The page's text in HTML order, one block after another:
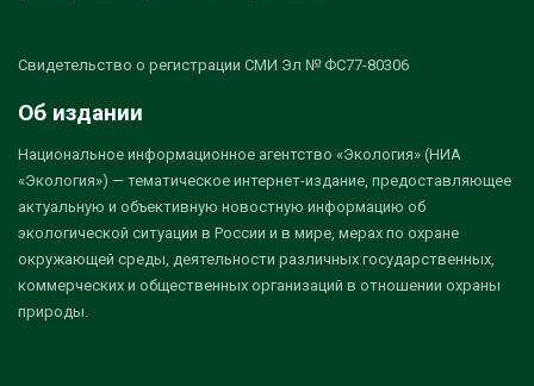
Свидетельство о регистрации СМИ Эл № ФС77-80306
Об издании
Национальное информационное агентство «Экология» (НИА
«Экология») — тематическое интернет-издание, предоставляющее
актуальную и объективную новостную информацию об
экологической ситуации в России и в мире, мерах по охране
окружающей среды, деятельности различных государственных,
коммерческих и общественных организаций в отношении охраны
природы.